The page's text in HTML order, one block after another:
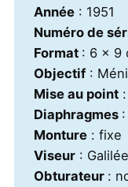
Année: 1951
Numéro de
Format : 6 x 9
Objectif:
Mise au point:
Diaphragmes
Monture: fixe
Viseur: Galilée
Obturateur :